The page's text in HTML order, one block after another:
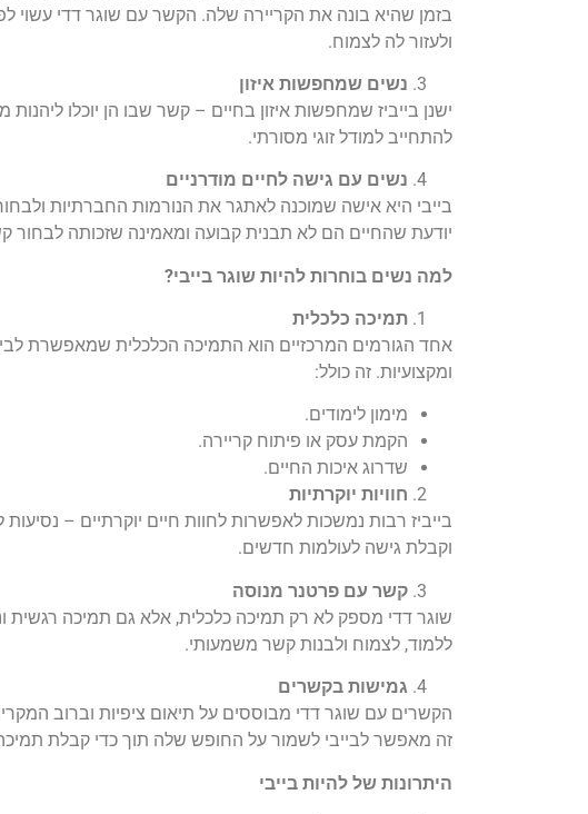
בזמן שהיא בונה את הקריירה שלה. הקשר עם שוגר דדי עשוי
ולעזור לה לצמוח.
נשים שמחפשות איזון
ישנן בייביז שמחפשות איזון בחיים – קשר שבו הן יוכלו ליהנות
להתחייב למודל זוגי מסורתי.
נשים עם גישה לחיים מודרניים
בייבי היא אישה שמוכנה לאתגר את הנורמות החברתיות
יודעת שהחיים הם לא תבנית קבועה ומאמינה שזכותה
למה נשים בוחרות להיות שוגר בייבי?
תמיכה כלכלית
אחד הגורמים המרכזיים הוא התמיכה הכלכלית שמאפשרת
ומקצועיות. זה כולל:
מימון לימודים.
הקמת עסק או פיתוח קריירה.
שדרוג איכות החיים.
חוויות יוקרתיות
בייביז רבות נמשכות לאפשרות לחוות חיים יוקרתיים – נסיעות
וקבלת גישה לעולמות חדשים.
קשר עם פרטנר מנוסה
שוגר דדי מספק לא רק תמיכה כלכלית, אלא גם תמיכה רגשית
ללמוד, לצמוח ולבנות קשר משמעותי.
גמישות בקשרים
הקשרים עם שוגר דדי מבוססים על תיאום ציפיות וברוב
זה מאפשר לבייבי לשמור על החופש שלה תוך כדי קבלת
היתרונות של להיות בייבי